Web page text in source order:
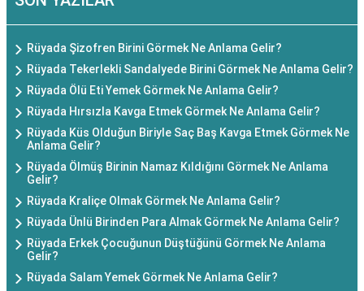
Rüyada Şizofren Birini Görmek Ne Anlama Gelir?
Rüyada Tekerlekli Sandalyede Birini Görmek Ne Anlama Gelir?
Rüyada Ölü Eti Yemek Görmek Ne Anlama Gelir?
Rüyada Hırsızla Kavga Etmek Görmek Ne Anlama Gelir?
Rüyada Küs Olduğun Biriyle Saç Baş Kavga Etmek Görmek Ne
Anlama Gelir?
Rüyada Ölmüş Birinin Namaz Kıldığını Görmek Ne Anlama
Gelir?
Rüyada Kraliçe Olmak Görmek Ne Anlama Gelir?
Rüyada Ünlü Birinden Para Almak Görmek Ne Anlama Gelir?
Rüyada Erkek Çocuğunun Düştüğünü Görmek Ne Anlama
Gelir?
Rüyada Salam Yemek Görmek Ne Anlama Gelir?